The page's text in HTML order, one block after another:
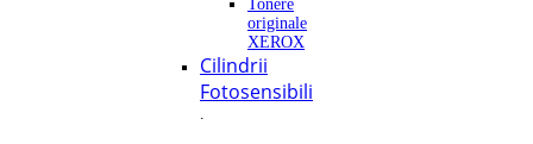
Tonere
originale
XEROX
Cilindrii
Fotosensibili
.